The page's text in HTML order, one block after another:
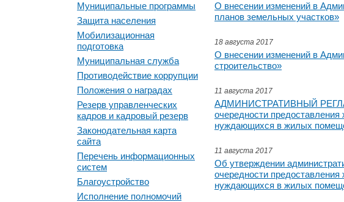
Муниципальные программы
Защита населения
Мобилизационная
подготовка
Муниципальная служба
Противодействие коррупции
Положения о наградах
Резерв управленческих
кадров и кадровый резерв
Законодательная карта
сайта
Перечень информационных
систем
Благоустройство
Исполнение полномочий
О внесении изменений в
планов земельных участков»
18 августа 2017
О внесении изменений в
строительство»
11 августа 2017
АДМИНИСТРАТИВНЫЙ
очередности
нуждающихся в жилых
11 августа 2017
Об утверждении
очередности
нуждающихся в жилых